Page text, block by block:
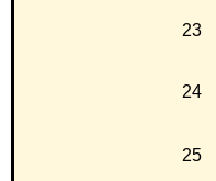
23
24
25